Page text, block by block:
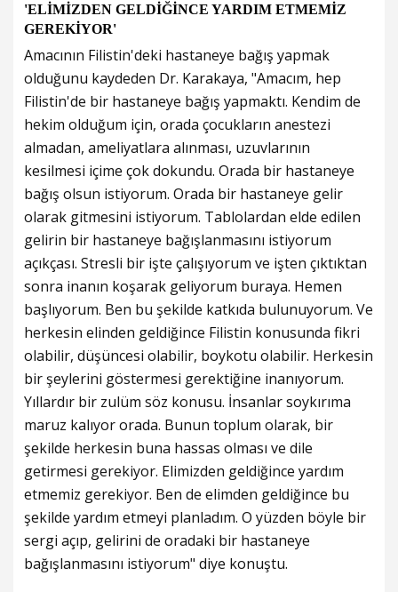
'ELİMİZDEN GELDİĞİNCE YARDIM ETMEMİZ
GEREKİYOR'
Amacının Filistin'deki hastaneye bağış yapmak
olduğunu kaydeden Dr. Karakaya, "Amacım, hep
Filistin'de bir hastaneye bağış yapmaktı. Kendim de
hekim olduğum için, orada çocukların anestezi
almadan, ameliyatlara alınması, uzuvlarının
kesilmesi içime çok dokundu. Orada bir hastaneye
bağış olsun istiyorum. Orada bir hastaneye gelir
olarak gitmesini istiyorum. Tablolardan elde edilen
gelirin bir hastaneye bağışlanmasını istiyorum
açıkçası. Stresli bir işte çalışıyorum ve işten çıktıktan
sonra inanın koşarak geliyorum buraya. Hemen
başlıyorum. Ben bu şekilde katkıda bulunuyorum. Ve
herkesin elinden geldiğince Filistin konusunda fikri
olabilir, düşüncesi olabilir, boykotu olabilir. Herkesin
bir şeylerini göstermesi gerektiğine inanıyorum.
Yıllardır bir zulüm söz konusu. İnsanlar soykırıma
maruz kalıyor orada. Bunun toplum olarak, bir
şekilde herkesin buna hassas olması ve dile
getirmesi gerekiyor. Elimizden geldiğince yardım
etmemiz gerekiyor. Ben de elimden geldiğince bu
şekilde yardım etmeyi planladım. O yüzden böyle bir
sergi açıp, gelirini de oradaki bir hastaneye
bağışlanmasını istiyorum" diye konuştu.